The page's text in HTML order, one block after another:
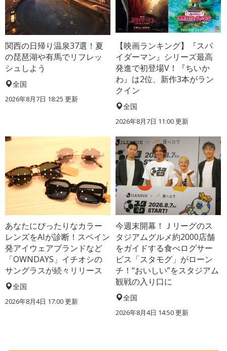
関西の日帰り温泉37選！夏
の琵琶湖や有馬でリフレッ
シュしよう
全国
2026年8月7日 18:25 更新
【映画ランキング】『スパ
イダーマン』シリーズ最高
発進で初登場V！『ちいか
わ』は2位、新作3本がラン
クイン
全国
2026年8月7日 11:00更新
あなたにぴったりなカラー
レンズをAIが診断！スペイン
発アイウェアブランドなど
「OWNDAYS」イチオシの
サングラスが続々リリース
全国
2026年8月4日 17:00更新
今週末開幕！Ｊリーグのス
タジアムグルメ約2000店舗
をガイドする食べログサー
ビス「スタモグ」がローン
チ！“おいしい”をスタジアム
観戦の入り口に
全国
2026年8月4日 14:50更新